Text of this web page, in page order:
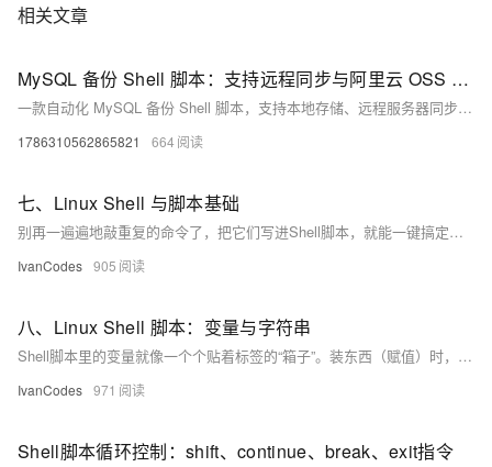
相关文章
MySQL 备份 Shell 脚本：支持远程同步与阿里云 OSS 备份
一款自动化 MySQL 备份 Shell 脚本，支持本地存储、远程服务器同步（SSH+rsync）、阿里云 OSS 备份，并自动清理过期备份。适用于数据库管理员和开发者，帮助确保数据安全。
1786310562865821 664
七、Linux Shell 与脚本基础
别再一遍遍地敲重复的命令了，把它们写进Shell脚本，就能一键搞定。脚本本质上就是个存着一堆命令的文本文件，但要让它“活”起来，有几个关键点：文件开头最好用#!/usr/bin/env bash来指定解释器，并用chmod +x给它执行权限。执行时也有讲究：./script.sh是在一个新“房间”（子Shell）里跑，不影响你；而source script.sh是在当前“房间”里跑，适合用来加载环境变量和配置文件。
IvanCodes 905
八、Linux Shell 脚本：变量与字符串
Shell脚本里的变量就像一个个贴着标签的“箱子”。装东西（赋值）时，=两边千万不能有空格。用单引号''装进去的东西会原封不动，用双引号""则会让里面的
IvanCodes 971
Shell脚本循环控制：shift、continue、break、exit指令